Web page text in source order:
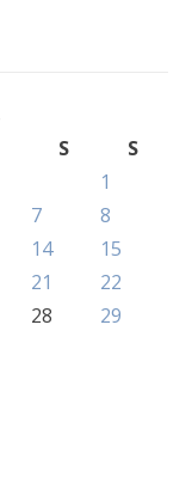
S
S
1
7
8
14
15
21
22
28
29